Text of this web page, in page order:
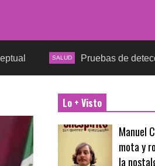
SALUD Pruebas de detección de
Lo + Visto
Manuel
mota y
la